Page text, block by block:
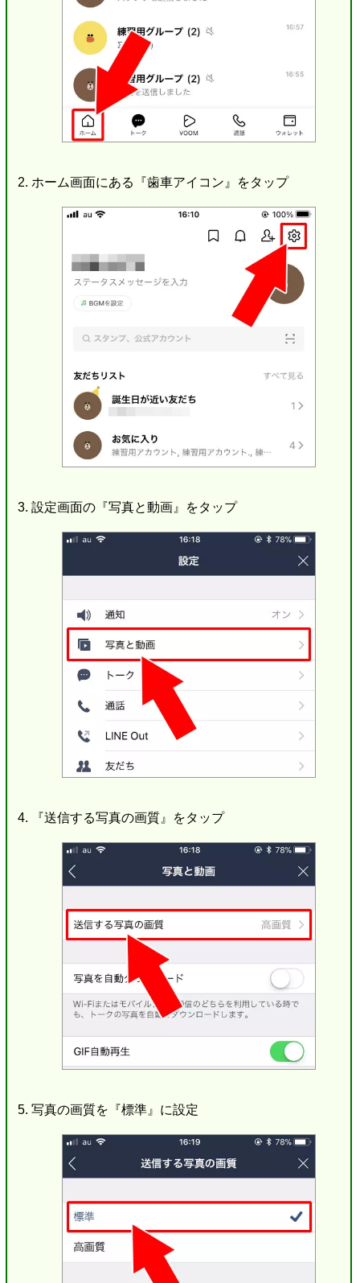
ホーム画面にある『歯車アイコン』をタップ
設定画面の『写真と動画』をタップ
『送信する写真の画質』をタップ
写真の画質を『標準』に設定